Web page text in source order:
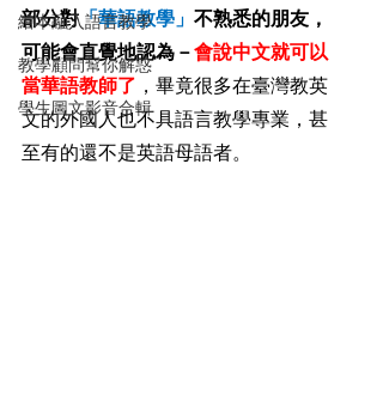
繪本融入語言教學
教學顧問幫你解惑
學生圖文影音合輯
部分對「華語教學」 不熟悉的朋友，
可能會直覺地認為－會說中文就可以
當華語教師了 ，畢竟很多在臺灣教英
文的外國人也不具語言教學專業，甚
至有的還不是英語母語者。